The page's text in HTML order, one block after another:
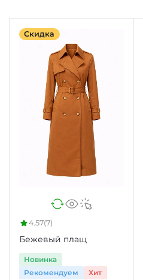
Скидка
4.57(7)
Бежевый плащ
Новинка
Рекомендуем
Хит